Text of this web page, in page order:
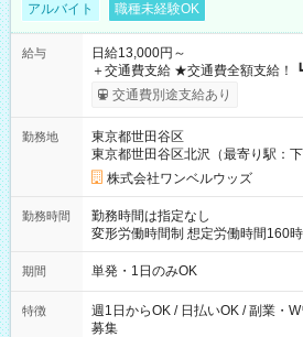
アルバイト 職種未経験OK
給与
日給13,000円～
＋交通費支給 ★交通費全額支給！ ┗案件により規定あり ★日払
いOK！（規定あり） ┗働いたその
ンビニATMから 日払い分を引き落とせます！
交通費別途支給あり
勤務地
東京都世田谷区
東京都世田谷区北沢（最寄り駅：下
株式会社ワンベルウッズ
勤務時間
勤務時間は指定なし
変形労働時間制 想定労働時間160時間/月 【シフト例】
～21：00
期間 単発・1日のみOK
特徴
週1日からOK / 日払いOK / 副業・
募集